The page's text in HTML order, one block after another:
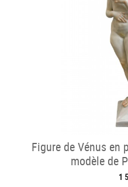
Figure de Vénus en
modèle de
1